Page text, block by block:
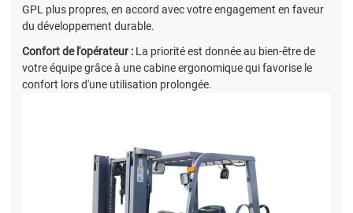
GPL plus propres, en accord avec votre engagement en faveur
du développement durable.
Confort de l'opérateur : La priorité est donnée au bien-être de
votre équipe grâce à une cabine ergonomique qui favorise le
confort lors d'une utilisation prolongée.